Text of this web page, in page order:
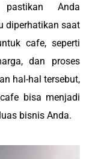
Anda
diperhatikan saat
cafe, seperti
dan proses
hal-hal tersebut,
bisa menjadi
bisnis Anda.